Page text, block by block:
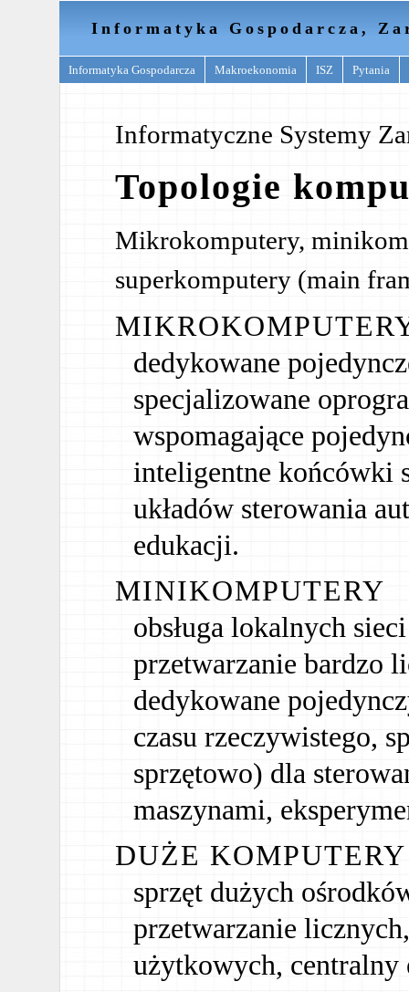
Informatyka Gospodarcza,
Informatyka Gospodarcza Makroekonomia ISZ Pytania
Informatyczne Systemy
Topologie
Mikrokomputery,
superkomputery (main
dedykowane
specjalizowane
wspomagające
inteligentne końcówki
układów sterowania
edukacji.
MINIKOMPUTERY
obsługa lokalnych
przetwarzanie bardzo
dedykowane
czasu rzeczywistego,
sprzętowo) dla
maszynami,
DUŻE
sprzęt dużych
przetwarzanie
użytkowych, centralny